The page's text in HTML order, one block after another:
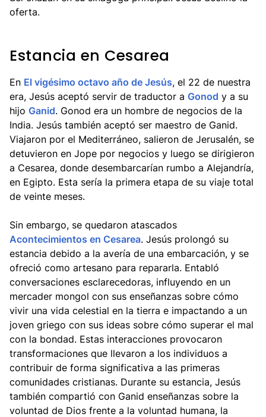
oferta.
Estancia en Cesarea
En El vigésimo octavo año de Jesús, el 22 de nuestra
era, Jesús aceptó servir de traductor a Gonod y a su
hijo Ganid. Gonod era un hombre de negocios de la
India. Jesús también aceptó ser maestro de Ganid.
Viajaron por el Mediterráneo, salieron de Jerusalén, se
detuvieron en Jope por negocios y luego se dirigieron
a Cesarea, donde desembarcarían rumbo a Alejandría,
en Egipto. Esta sería la primera etapa de su viaje total
de veinte meses.
Sin embargo, se quedaron atascados
Acontecimientos en Cesarea. Jesús prolongó su
estancia debido a la avería de una embarcación, y se
ofreció como artesano para repararla. Entabló
conversaciones esclarecedoras, influyendo en un
mercader mongol con sus enseñanzas sobre cómo
vivir una vida celestial en la tierra e impactando a un
joven griego con sus ideas sobre cómo superar el mal
con la bondad. Estas interacciones provocaron
transformaciones que llevaron a los individuos a
contribuir de forma significativa a las primeras
comunidades cristianas. Durante su estancia, Jesús
también compartió con Ganid enseñanzas sobre la
voluntad de Dios frente a la voluntad humana, la